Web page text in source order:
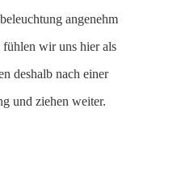
angenehm
fühlen wir uns hier als
deshalb nach einer
und ziehen weiter.